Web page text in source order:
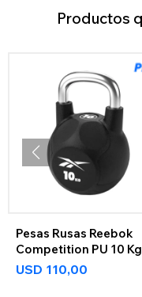
Productos
Pesas Rusas Reebok
Competition PU 10 Kg
USD 110,00